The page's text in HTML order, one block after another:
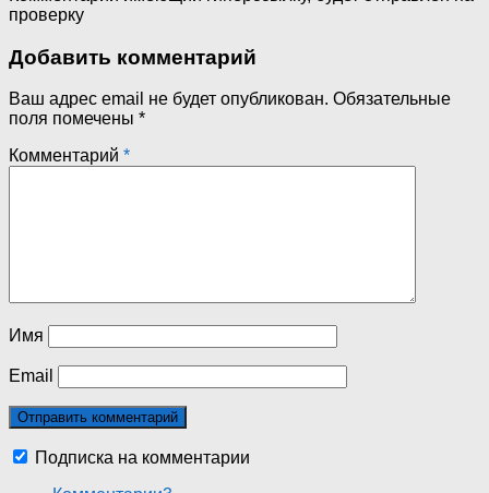
проверку
Добавить комментарий
Ваш адрес email не будет опубликован. Обязательные
поля помечены *
Комментарий *
Имя
Email
Подписка на комментарии